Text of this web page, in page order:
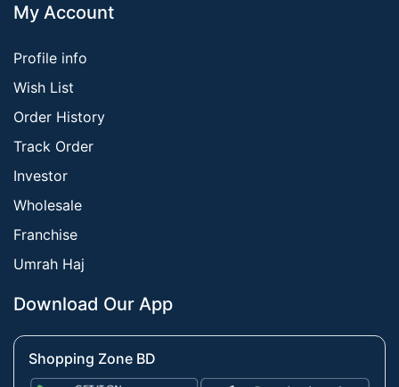
My Account
Profile info
Wish List
Order History
Track Order
Investor
Wholesale
Franchise
Umrah Haj
Download Our App
Shopping Zone BD